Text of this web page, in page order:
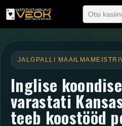
JALGPALLI
Inglise
varastati
teeb koostööd